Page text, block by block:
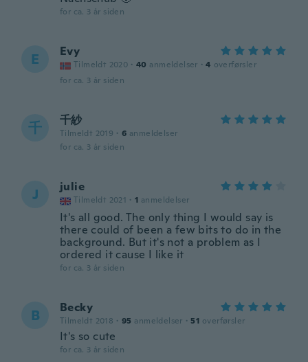
for ca. 3 år siden
E Evy
Tilmeldt 2020 · 40 anmeldelser · 4 overførsler
for ca. 3 år siden
千 千紗
Tilmeldt 2019 · 6 anmeldelser
for ca. 3 år siden
J julie
Tilmeldt 2021 · 1 anmeldelser
It's all good. The only thing I would say is
there could of been a few bits to do in the
background. But it's not a problem as I
ordered it cause I like it
for ca. 3 år siden
B Becky
Tilmeldt 2018 · 95 anmeldelser · 51 overførsler
It's so cute
for ca. 3 år siden